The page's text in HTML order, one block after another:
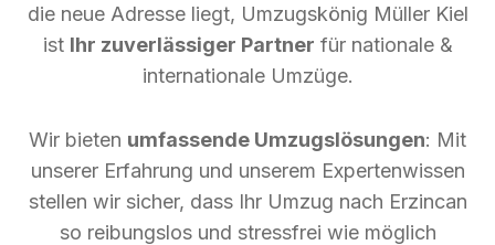
die neue Adresse liegt, Umzugskönig Müller Kiel
ist Ihr zuverlässiger Partner für nationale &
internationale Umzüge.
Wir bieten umfassende Umzugslösungen: Mit
unserer Erfahrung und unserem Expertenwissen
stellen wir sicher, dass Ihr Umzug nach Erzincan
so reibungslos und stressfrei wie möglich